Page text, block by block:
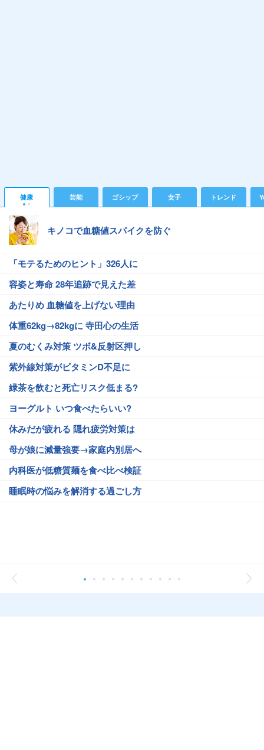
健康 芸能 ゴシップ 女子 トレンド
キノコで血糖値スパイクを防ぐ
「モテるためのヒント」326人に
容姿と寿命 28年追跡で見えた差
あたりめ 血糖値を上げない理由
体重62kg→82kgに 寺田心の生活
夏のむくみ対策 ツボ&反射区押し
紫外線対策がビタミンD不足に
緑茶を飲むと死亡リスク低まる?
ヨーグルト いつ食べたらいい?
休みだが疲れる 隠れ疲労対策は
母が娘に減量強要→家庭内別居へ
内科医が低糖質麺を食べ比べ検証
睡眠時の悩みを解消する過ごし方